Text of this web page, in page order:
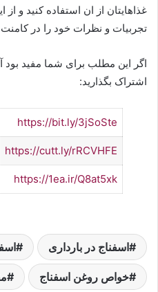
غذاهایتان از ان استفاده کنید و
تجربیات و نظرات خود را در کامنت
اگر این مطلب برای شما مفید بود
اشتراک بگذارید:
https://bit.ly/3jSoSte
https://cutt.ly/rRCVHFE
https://1ea.ir/Q8at5xk
اسفناج در بارداری
خواص روغن اسفناج